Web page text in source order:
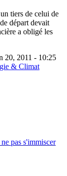
tiers de celui de
départ devait
a obligé les
20, 2011 - 10:25
& Climat
pas s'immiscer